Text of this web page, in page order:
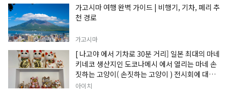
가고시마 여행 완벽 가이드 | 비행기, 기차, 페리 추
천 경로
가고시마
[ 나고야 에서 기차로 30분 거리] 일본 최대의 마네
키네코 생산지인 도코나메시 에서 열리는 마네 손
짓하는 고양이( 손짓하는 고양이 ) 전시회에 대한
정보입니다.
아이치